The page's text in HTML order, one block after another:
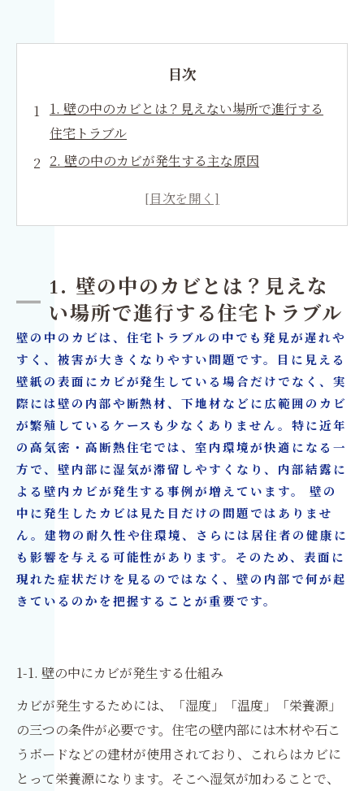
目次
1. 壁の中のカビとは？見えない場所で進行する
住宅トラブル
2. 壁の中のカビが発生する主な原因
6. 壁内カビ調査で行う検査内容
7. 壁の中のカビは市販品で解決できるのか？
8. 壁内カビの除去方法と再発防止対策
9. カビ除去後に必要なリフォーム工事とは
10. 名古屋で壁の中のカビにお困りなら専門業者
への相談がおすすめ
壁の中のカビ対策・内部結露対策ならカビ取リ
フォーム名古屋へ
1. 壁の中のカビとは？見えな
い場所で進行する住宅トラブル
壁の中のカビは、住宅トラブルの中でも発見が遅れや
すく、被害が大きくなりやすい問題です。目に見える
壁紙の表面にカビが発生している場合だけでなく、実
際には壁の内部や断熱材、下地材などに広範囲のカビ
が繁殖しているケースも少なくありません。特に近年
の高気密・高断熱住宅では、室内環境が快適になる一
方で、壁内部に湿気が滞留しやすくなり、内部結露に
よる壁内カビが発生する事例が増えています。 壁の
中に発生したカビは見た目だけの問題ではありませ
ん。建物の耐久性や住環境、さらには居住者の健康に
も影響を与える可能性があります。そのため、表面に
現れた症状だけを見るのではなく、壁の内部で何が起
きているのかを把握することが重要です。
1-1. 壁の中にカビが発生する仕組み
カビが発生するためには、「湿度」「温度」「栄養源」
の三つの条件が必要です。住宅の壁内部には木材や石こ
うボードなどの建材が使用されており、これらはカビに
とって栄養源になります。そこへ湿気が加わることで、